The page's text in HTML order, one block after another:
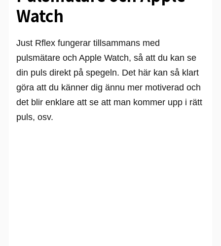
Watch
Just Rflex fungerar tillsammans med
pulsmätare och Apple Watch, så att du kan se
din puls direkt på spegeln. Det här kan så klart
göra att du känner dig ännu mer motiverad och
det blir enklare att se att man kommer upp i rätt
puls, osv.